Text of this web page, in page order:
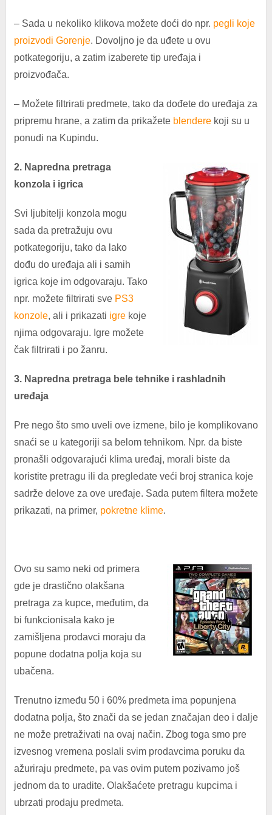
– Sada u nekoliko klikova možete doći do npr. pegli koje
proizvodi Gorenje. Dovoljno je da uđete u ovu
potkategoriju, a zatim izaberete tip uređaja i
proizvođača.
– Možete filtrirati predmete, tako da dođete do uređaja za
pripremu hrane, a zatim da prikažete blenderekoji su u
ponudi na Kupindu.
2. Napredna pretraga
konzola i igrica
Svi ljubitelji konzola mogu
sada da pretražuju ovu
potkategoriju, tako da lako
dođu do uređaja ali i samih
igrica koje im odgovaraju. Tako
npr. možete filtrirati sve PS3
konzole, ali i prikazati igrekoje
njima odgovaraju. Igre možete
čak filtrirati i po žanru.
3. Napredna pretraga bele tehnike i rashladnih
uređaja
Pre nego što smo uveli ove izmene, bilo je komplikovano
snaći se u kategoriji sa belom tehnikom. Npr. da biste
pronašli odgovarajući klima uređaj, morali biste da
koristite pretragu ili da pregledate veći broj stranica koje
sadrže delove za ove uređaje. Sada putem filtera možete
prikazati, na primer, pokretne klime.
Ovo su samo neki od primera
gde je drastično olakšana
pretraga za kupce, međutim, da
bi funkcionisala kako je
zamišljena prodavci moraju da
popune dodatna polja koja su
ubačena.
Trenutno između 50 i 60% predmeta ima popunjena
dodatna polja, što znači da se jedan značajan deo i dalje
ne može pretraživati na ovaj način. Zbog toga smo pre
izvesnog vremena poslali svim prodavcima poruku da
ažuriraju predmete, pa vas ovim putem pozivamo još
jednom da to uradite. Olakšaćete pretragu kupcima i
ubrzati prodaju predmeta.